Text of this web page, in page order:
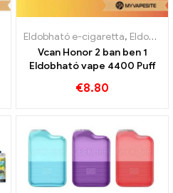
Eldobható e-cigaretta, Eldobható e-cigaretta Ausztria
Vcan Honor 2 ban ben 1
Eldobható vape 4400 Puff
€8.80